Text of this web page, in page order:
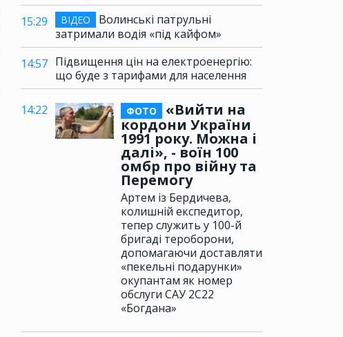
15:29
ВІДЕО
Волинські патрульні
затримали водія «під кайфом»
14:57 Підвищення цін на електроенергію:
що буде з тарифами для населення
14:22 ФОТО
«Вийти на
кордони України
1991 року. Можна і
далі», - воїн 100
омбр про війну та
Перемогу
Артем із Бердичева,
колишній експедитор,
тепер служить у 100-й
бригаді тероборони,
допомагаючи доставляти
«пекельні подарунки»
окупантам як номер
обслуги САУ 2С22
«Богдана»